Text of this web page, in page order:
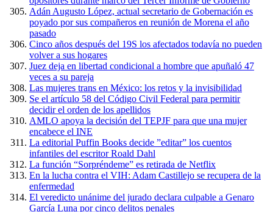
Adán Augusto López, actual secretario de Gobernación es
poyado por sus compañeros en reunión de Morena el año
pasado
Cinco años después del 19S los afectados todavía no pueden
volver a sus hogares
Juez deja en libertad condicional a hombre que apuñaló 47
veces a su pareja
Las mujeres trans en México: los retos y la invisibilidad
Se el artículo 58 del Código Civil Federal para permitir
decidir el orden de los apellidos
AMLO apoya la decisión del TEPJF para que una mujer
encabece el INE
La editorial Puffin Books decide ”editar” los cuentos
infantiles del escritor Roald Dahl
La función “Sorpréndeme” es retirada de Netflix
En la lucha contra el VIH: Adam Castillejo se recupera de la
enfermedad
El veredicto unánime del jurado declara culpable a Genaro
García Luna por cinco delitos penales